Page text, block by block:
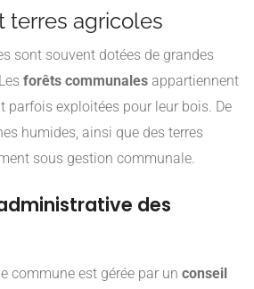
terres agricoles
sont souvent dotées de grandes
forêts communales appartiennent
parfois exploitées pour leur bois. De
humides, ainsi que des terres
sous gestion communale.
des
commune est gérée par un conseil